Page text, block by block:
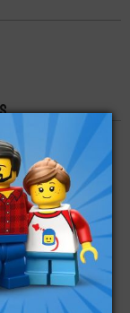
ACCESSOIRE
- COQUILLAGE -
PALOURDE
1,10
LEGO® MINI-